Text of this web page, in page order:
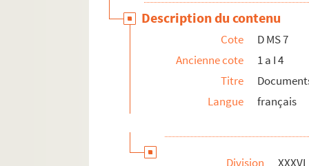
Description du contenu
Cote
D MS 7
Ancienne cote
1 a I 4
Titre
Langue
français
Division
XXXVI